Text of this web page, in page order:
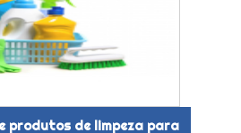
produtos de limpeza para